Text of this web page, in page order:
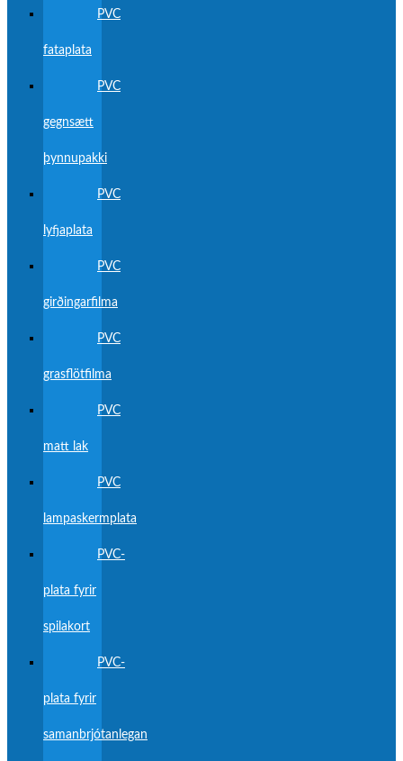
PVC
fataplata
PVC
gegnsætt
þynnupakki
PVC
lyfjaplata
PVC
girðingarfilma
PVC
grasflötfilma
PVC
matt lak
PVC
lampaskermplata
PVC-
plata fyrir
spilakort
PVC-
plata fyrir
samanbrjótanlegan